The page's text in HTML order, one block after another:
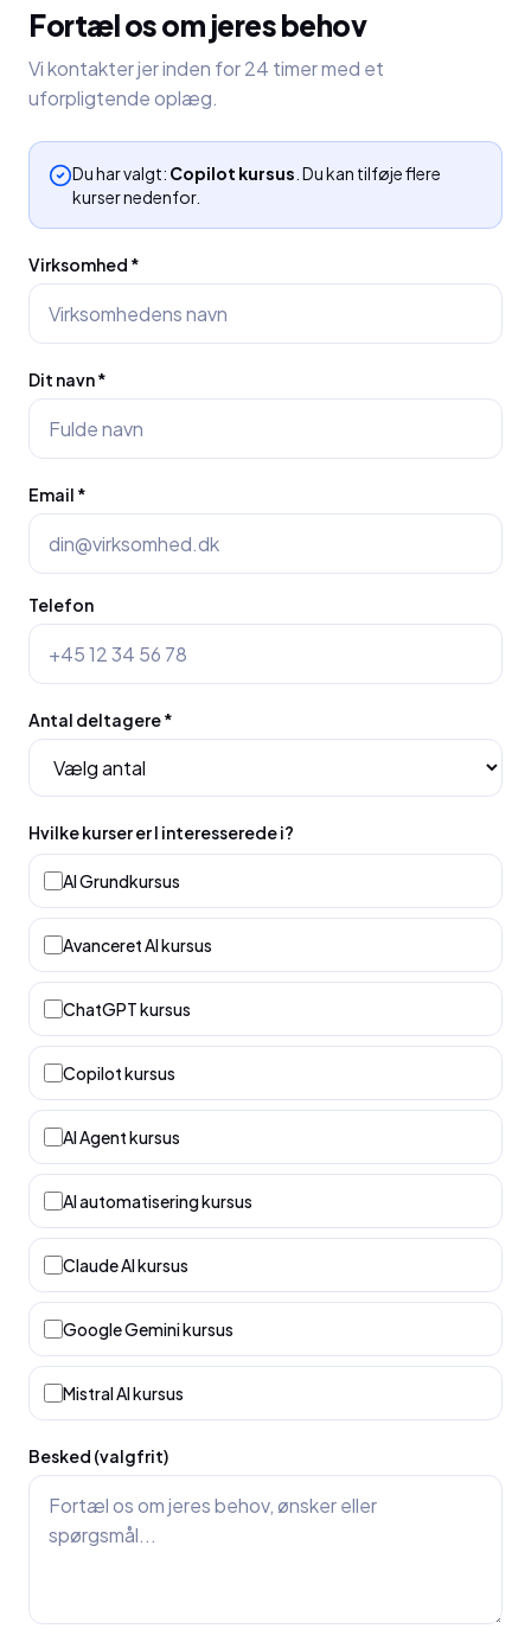
Fortæl os om jeres behov
Vi kontakter jer inden for 24 timer med et
uforpligtende oplæg.
Du har valgt: Copilot kursus . Du kan tilføje flere
kurser nedenfor.
Virksomhed *
Dit navn *
Email *
Telefon
Antal deltagere *
Hvilke kurser er I interesserede i?
AI Grundkursus
Avanceret AI kursus
ChatGPT kursus
Copilot kursus
AI Agent kursus
AI automatisering kursus
Claude AI kursus
Google Gemini kursus
Mistral AI kursus
Besked (valgfrit)